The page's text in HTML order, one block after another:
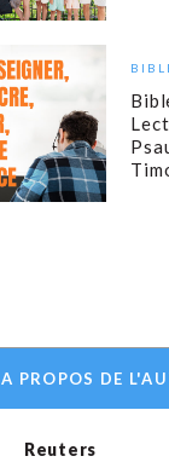
A PROPOS DE
Reuters